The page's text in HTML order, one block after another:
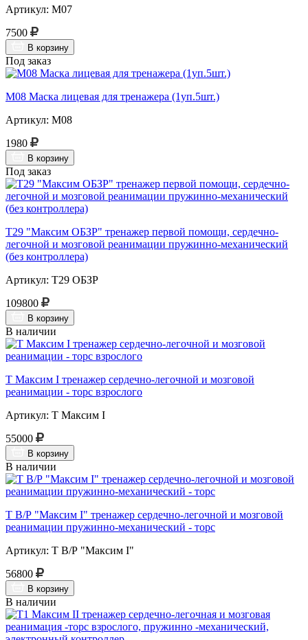
Артикул: М07
7500
В корзину
Под заказ
М08 Маска лицевая для тренажера (1уп.5шт.)
Артикул: М08
1980
В корзину
Под заказ
Т29 "Максим ОБЗР" тренажер первой помощи, сердечно-
легочной и мозговой реанимации пружинно-механический
(без контроллера)
Артикул: Т29 ОБЗР
109800
В корзину
В наличии
Т Максим I тренажер сердечно-легочной и мозговой
реанимации - торс взрослого
Артикул: Т Максим I
55000
В корзину
В наличии
Т В/Р "Максим I" тренажер сердечно-легочной и мозговой
реанимации пружинно-механический - торс
Артикул: Т В/Р "Максим I"
56800
В корзину
В наличии